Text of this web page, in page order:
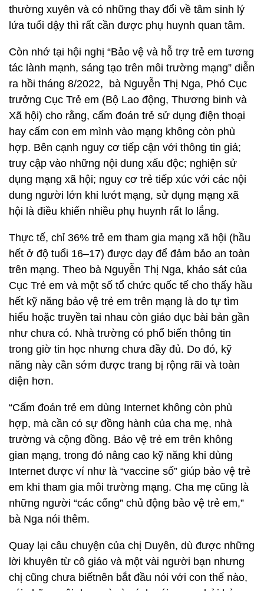
thường xuyên và có những thay đổi về tâm sinh lý
lứa tuổi dậy thì rất cần được phụ huynh quan tâm.
Còn nhớ tại hội nghị “Bảo vệ và hỗ trợ trẻ em tương
tác lành mạnh, sáng tạo trên môi trường mạng” diễn
ra hồi tháng 8/2022, bà Nguyễn Thị Nga, Phó Cục
trưởng Cục Trẻ em (Bộ Lao động, Thương binh và
Xã hội) cho rằng, cấm đoán trẻ sử dụng điện thoại
hay cấm con em mình vào mạng không còn phù
hợp. Bên cạnh nguy cơ tiếp cận với thông tin giả;
truy cập vào những nội dung xấu độc; nghiện sử
dụng mạng xã hội; nguy cơ trẻ tiếp xúc với các nội
dung người lớn khi lướt mạng, sử dụng mạng xã
hội là điều khiến nhiều phụ huynh rất lo lắng.
Thực tế, chỉ 36% trẻ em tham gia mạng xã hội (hầu
hết ở độ tuổi 16–17) được dạy để đảm bảo an toàn
trên mạng. Theo bà Nguyễn Thị Nga, khảo sát của
Cục Trẻ em và một số tổ chức quốc tế cho thấy hầu
hết kỹ năng bảo vệ trẻ em trên mạng là do tự tìm
hiểu hoặc truyền tai nhau còn giáo dục bài bản gần
như chưa có. Nhà trường có phổ biến thông tin
trong giờ tin học nhưng chưa đầy đủ. Do đó, kỹ
năng này cần sớm được trang bị rộng rãi và toàn
diện hơn.
“Cấm đoán trẻ em dùng Internet không còn phù
hợp, mà cần có sự đồng hành của cha mẹ, nhà
trường và cộng đồng. Bảo vệ trẻ em trên không
gian mạng, trong đó nâng cao kỹ năng khi dùng
Internet được ví như là “vaccine số” giúp bảo vệ trẻ
em khi tham gia môi trường mạng. Cha mẹ cũng là
những người “các cổng” chủ động bảo vệ trẻ em,”
bà Nga nói thêm.
Quay lại câu chuyện của chị Duyên, dù được những
lời khuyên từ cô giáo và một vài người bạn nhưng
chị cũng chưa biếtnên bắt đầu nói với con thế nào,